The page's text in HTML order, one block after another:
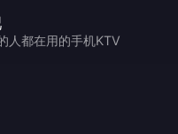
人都在用的手机KTV